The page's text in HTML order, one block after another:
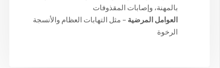
بالمهنة، وإصابات المقذوفات
العوامل المرضية – مثل التهابات العظام والأنسجة
الرخوة